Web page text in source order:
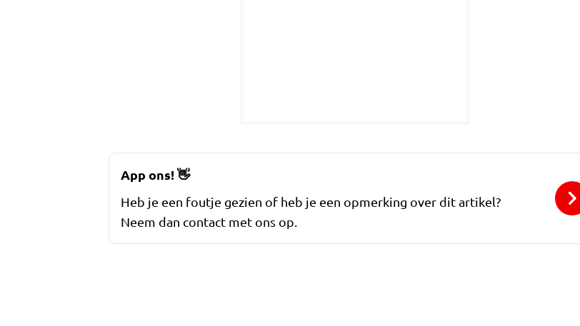
App ons!👋
Heb je een foutje gezien of heb je een opmerking over dit artikel?
Neem dan contact met ons op.